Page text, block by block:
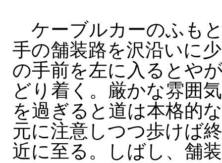
ケーブルカーのふも
手の舗装路を沢沿いに
の手前を左に入るとや
どり着く。厳かな雰囲
を過ぎると道は本格的
元に注意しつつ歩けば
近に至る。しばし、舗